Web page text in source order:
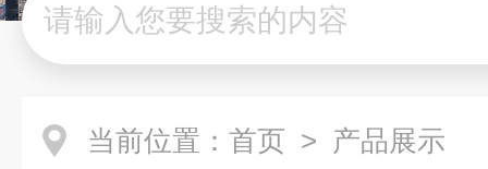
当前位置： 首页 > 产品展示